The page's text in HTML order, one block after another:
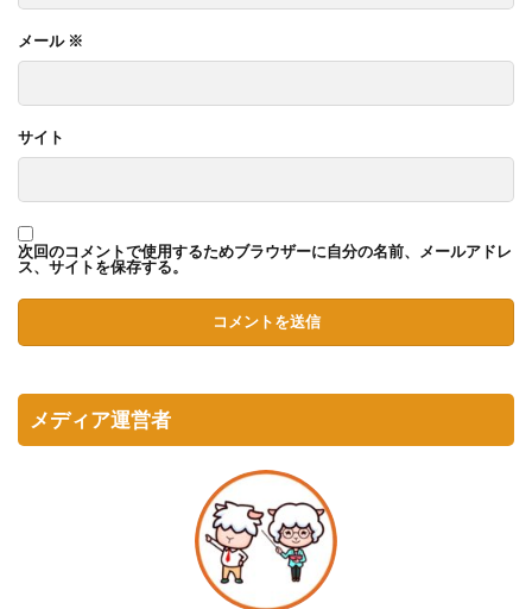
メール ※
サイト
次回のコメントで使用するためブラウザーに自分の名前、メールアドレ
ス、サイトを保存する。
メディア運営者